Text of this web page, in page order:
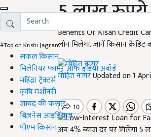
#Top on Krishi Jagran
सफल किसान
मिलेनियर फार्मर ऑफ इंडिया अवॉर्ड
महिंद्रा ट्रैक्टर्स
कृषि मशीनरी
जायद की फसल
बिज़नेस आइडियाज
पीएम किसान
5 लाख
Benefits Of Kisan Credit
लोन मिलेगा. जानें किसान
मोहित नागरUpdated on 1
अब 4% ब्याज दर पर मिलेगा